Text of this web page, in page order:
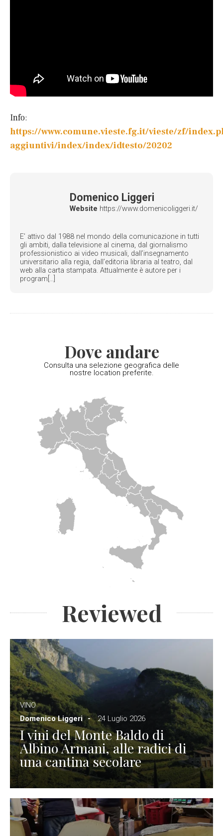
Info:
https://www.comune.vieste.fg.it/vieste/zf/
aggiuntivi/index/index/idtesto/20202
Domenico Liggeri
Website https://www.domenicoliggeri.it/
E’ attivo dal 1988 nel mondo della comunicazione in tutti
gli ambiti, dalla televisione al cinema, dal giornalismo
professionistico ai video musicali, dall’insegnamento
universitario alla regia, dall’editoria libraria al teatro, dal
web alla carta stampata. Attualmente è autore per i
program[...]
Dove andare
Consulta una selezione geografica delle
nostre location preferite.
Reviewed
VINO
Domenico Liggeri
24 Luglio 2026
I vini del Monte Baldo di
Albino Armani, alle radici di
una cantina secolare